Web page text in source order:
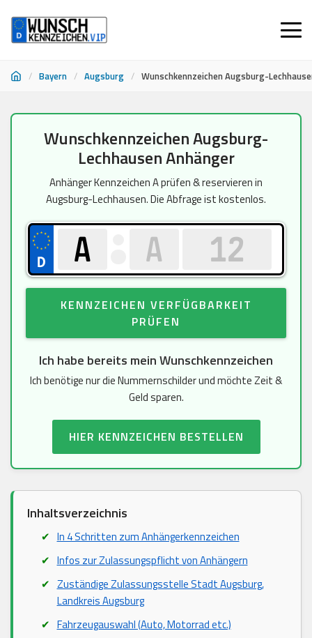
/ Bayern / Augsburg / Wunschkennzeichen Augsburg-
Wunschkennzeichen Augsburg-
Lechhausen Anhänger
Anhänger Kennzeichen A prüfen & reservieren in
Augsburg-Lechhausen. Die Abfrage ist kostenlos.
KENNZEICHEN VERFÜGBARKEIT
PRÜFEN
Ich habe bereits mein Wunschkennzeichen
Ich benötige nur die Nummernschilder und möchte Zeit &
Geld sparen.
HIER KENNZEICHEN BESTELLEN
Inhaltsverzeichnis
In 4 Schritten zum Anhängerkennzeichen
Infos zur Zulassungspflicht von Anhängern
Zuständige Zulassungsstelle Stadt Augsburg,
Landkreis Augsburg
Fahrzeugauswahl (Auto, Motorrad etc.)